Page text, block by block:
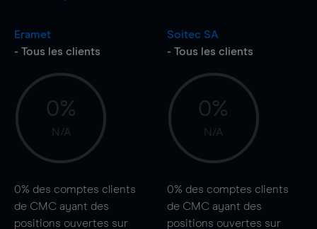
Eramet
- Tous les clients
0%
N/A
0% des comptes clients
de CMC ayant des
positions ouvertes sur
Soitec SA
- Tous les clients
0%
N/A
0% des comptes clients
de CMC ayant des
positions ouvertes sur